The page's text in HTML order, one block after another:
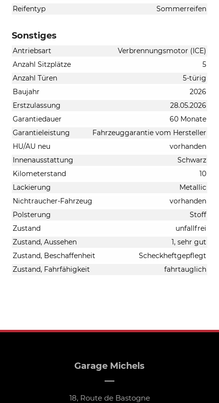
Reifentyp
Sommerreifen
Sonstiges
Antriebsart
Verbrennungsmotor (ICE)
Anzahl Sitzplätze
5
Anzahl Türen
5-türig
Baujahr
2026
Erstzulassung
28.05.2026
Garantiedauer
60 Monate
Garantieleistung
Fahrzeuggarantie vom Hersteller
HU/AU neu
vorhanden
Innenausstattung
Schwarz
Kilometerstand
10
Lackierung
Metallic
Nichtraucher-Fahrzeug
vorhanden
Polsterung
Stoff
Zustand
unfallfrei
Zustand, Aussehen
1, sehr gut
Zustand, Beschaffenheit
Scheckheftgepflegt
Zustand, Fahrfähigkeit
fahrtauglich
Garage Michels
18, Route de Bastogne